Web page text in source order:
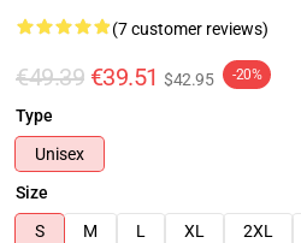
(7 customer reviews)
€49.39 €39.51 $42.95 -20%
Type
Unisex
Size
S
M L XL 2XL